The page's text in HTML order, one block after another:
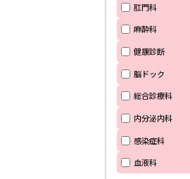
肛門科
麻酔科
健康診断
脳ドック
総合診療科
内分泌内科
感染症科
血液科